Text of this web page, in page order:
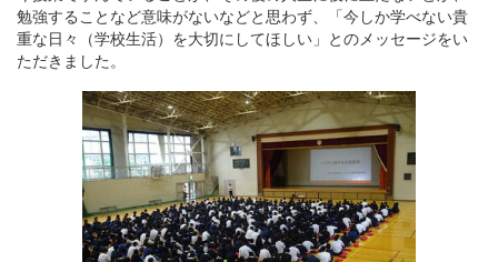
勉強することなど意味がないなどと思わず、「今しか学べない貴
重な日々（学校生活）を大切にしてほしい」とのメッセージをい
ただきました。